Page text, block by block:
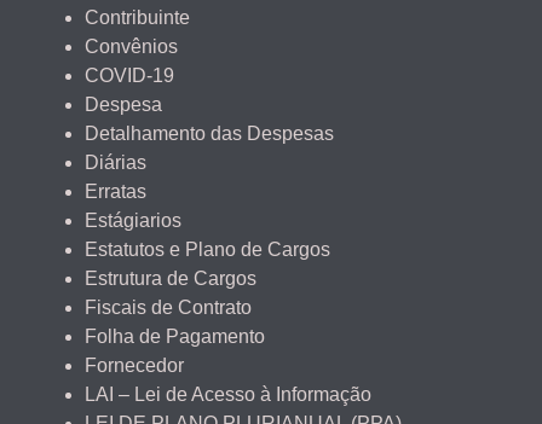
Contribuinte
Convênios
COVID-19
Despesa
Detalhamento das Despesas
Diárias
Erratas
Estágiarios
Estatutos e Plano de Cargos
Estrutura de Cargos
Fiscais de Contrato
Folha de Pagamento
Fornecedor
LAI – Lei de Acesso à Informação